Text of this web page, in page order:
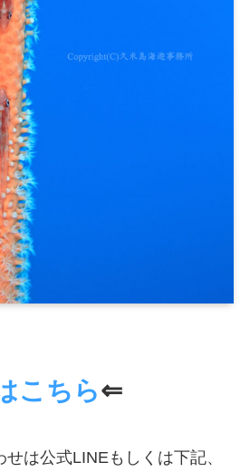
こちら⇐
は公式LINEもしくは下記、